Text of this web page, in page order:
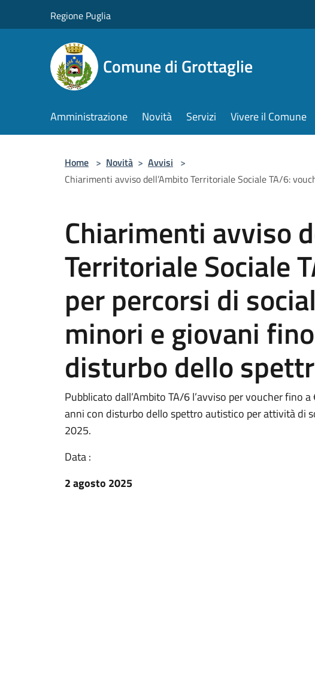
Regione Puglia
Comune di Grottaglie
Amministrazione Novità Servizi Vivere il Comune
Home > Novità > Avvisi >
Chiarimenti avviso dell’Ambito Territoriale Sociale TA/6:
Chiarimenti avviso
Territoriale Sociale
per percorsi di
minori e giovani
disturbo dello
Pubblicato dall’Ambito TA/6 l’avviso per voucher fino
anni con disturbo dello spettro autistico per attività di
2025.
Data :
2 agosto 2025